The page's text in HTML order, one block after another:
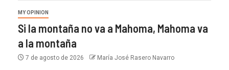
MY OPINION
Si la montaña no va a Mahoma, Mahoma va
a la montaña
7 de agosto de 2026 María José Rasero Navarro